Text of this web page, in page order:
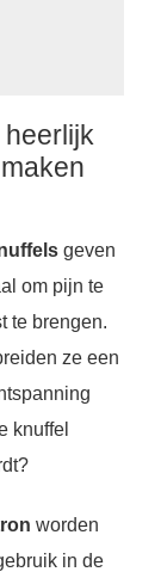
geven
om pijn te
te brengen.
ze een
knuffel
worden
in de